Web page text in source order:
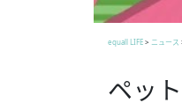
equall LIFE> ニュース
ペッ